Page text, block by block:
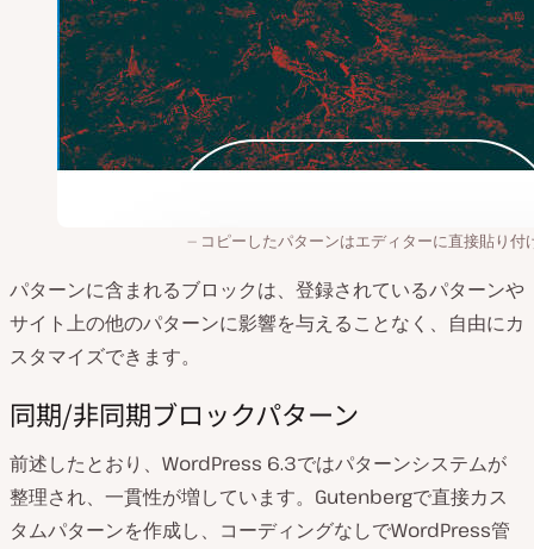
コピーしたパターンはエディターに直接貼り付
パターンに含まれるブロックは、登録されているパターンや
サイト上の他のパターンに影響を与えることなく、自由にカ
スタマイズできます。
同期/非同期ブロックパターン
前述したとおり、WordPress 6.3ではパターンシステムが
整理され、一貫性が増しています。Gutenbergで直接カス
タムパターンを作成し、コーディングなしでWordPress管